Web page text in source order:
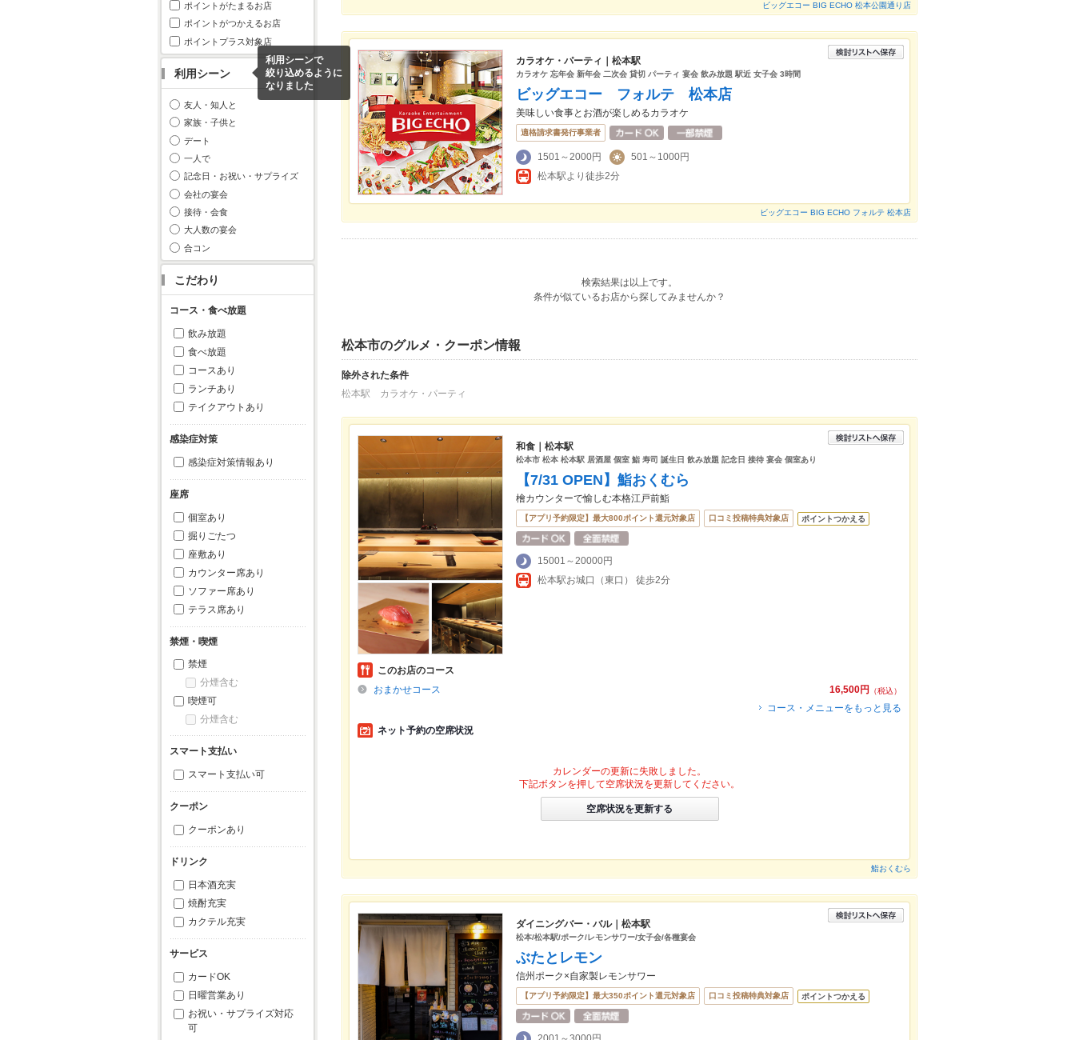
ポイントがたまるお店
ポイントがつかえるお店
ポイントプラス対象店
利用シーン
利用シーンで
絞り込めるように
なりました
友人・知人と
家族・子供と
デート
一人で
記念日・お祝い・サプライズ
会社の宴会
接待・会食
大人数の宴会
合コン
こだわり
コース・食べ放題
飲み放題
食べ放題
コースあり
ランチあり
テイクアウトあり
感染症対策
感染症対策情報あり
座席
個室あり
掘りごたつ
座敷あり
カウンター席あり
ソファー席あり
テラス席あり
禁煙・喫煙
禁煙
分煙含む
喫煙可
分煙含む
スマート支払い
スマート支払い可
クーポン
クーポンあり
ドリンク
日本酒充実
焼酎充実
カクテル充実
サービス
カードOK
日曜営業あり
お祝い・サプライズ対応
可
ビッグエコー BIG ECHO 松本公園通り店
カラオケ・パーティ｜松本駅
カラオケ 忘年会 新年会 二次会 貸切 パーティ 宴会 飲み放題 駅近 女子会 3時間
ビッグエコー フォルテ 松本店
美味しい食事とお酒が楽しめるカラオケ
適格請求書発行事業者
1501～2000円
501～1000円
松本駅より徒歩2分
ビッグエコー BIG ECHO フォルテ 松本店
検索結果は以上です。
条件が似ているお店から探してみませんか？
松本市のグルメ・クーポン情報
除外された条件
松本駅 カラオケ・パーティ
和食｜松本駅
松本市 松本 松本駅 居酒屋 個室 鮨 寿司 誕生日 飲み放題 記念日 接待 宴会 個室あり
【7/31 OPEN】鮨おくむら
檜カウンターで愉しむ本格江戸前鮨
【アプリ予約限定】最大800ポイント還元対象店 口コミ投稿特典対象店 ポイントつかえる
15001～20000円
松本駅お城口（東口） 徒歩2分
このお店のコース
16,500円
（税込）
おまかせコース
コース・メニューをもっと見る
ネット予約の空席状況
カレンダーの更新に失敗しました。
下記ボタンを押して空席状況を更新してください。
空席状況を更新する
鮨おくむら
ダイニングバー・バル｜松本駅
松本/松本駅/ポーク/レモンサワー/女子会/各種宴会
ぶたとレモン
信州ポーク×自家製レモンサワー
【アプリ予約限定】最大350ポイント還元対象店 口コミ投稿特典対象店 ポイントつかえる